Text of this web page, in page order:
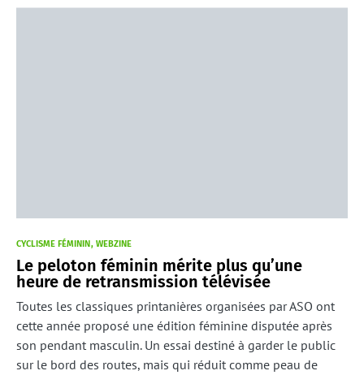
CYCLISME FÉMININ WEBZINE
Le peloton féminin mérite plus qu’une
heure de retransmission télévisée
Toutes les classiques printanières organisées par ASO ont
cette année proposé une édition féminine disputée après
son pendant masculin. Un essai destiné à garder le public
sur le bord des routes, mais qui réduit comme peau de